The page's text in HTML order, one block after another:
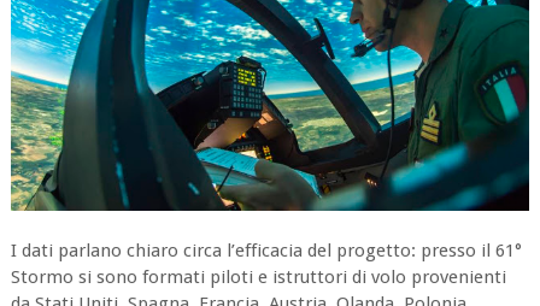
I dati parlano chiaro circa l’efficacia del progetto: presso il 61°
Stormo si sono formati piloti e istruttori di volo provenienti